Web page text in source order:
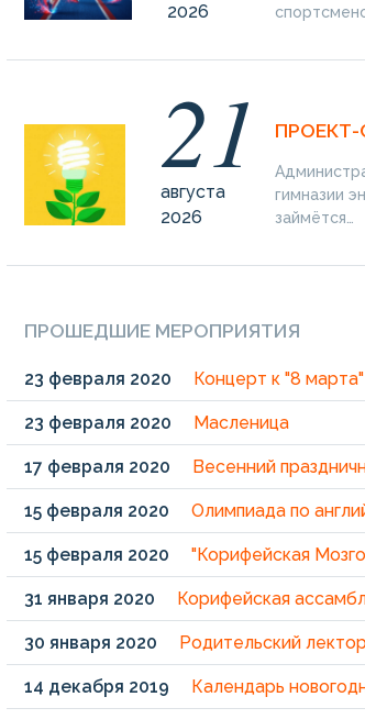
2026
21
августа
2026
ПРОЕКТ-
гимназии
займётся…
ПРОШЕДШИЕ МЕРОПРИЯТИЯ
23 февраля 2020 Концерт к "8 марта"
23 февраля 2020 Масленица
17 февраля 2020 Весенний
15 февраля 2020 Олимпиада по
15 февраля 2020 "Корифейская
31 января 2020 Корифейская
30 января 2020 Родительский
14 декабря 2019 Календарь